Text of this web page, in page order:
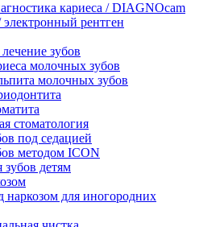
кариеса / DIAGNOcam
рентген
зубов
молочных зубов
молочных зубов
стоматология
под седацией
методом ICON
зубов детям
наркозом для иногородних